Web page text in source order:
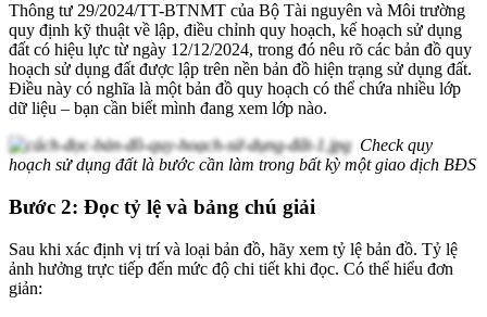
Thông tư 29/2024/TT-BTNMT của Bộ Tài nguyên và Môi trường
quy định kỹ thuật về lập, điều chỉnh quy hoạch, kế hoạch sử dụng
đất có hiệu lực từ ngày 12/12/2024, trong đó nêu rõ các bản đồ quy
hoạch sử dụng đất được lập trên nền bản đồ hiện trạng sử dụng đất.
Điều này có nghĩa là một bản đồ quy hoạch có thể chứa nhiều lớp
dữ liệu – bạn cần biết mình đang xem lớp nào.
Check quy
hoạch sử dụng đất là bước cần làm trong bất kỳ một giao dịch BĐS
Bước 2: Đọc tỷ lệ và bảng chú giải
Sau khi xác định vị trí và loại bản đồ, hãy xem tỷ lệ bản đồ. Tỷ lệ
ảnh hưởng trực tiếp đến mức độ chi tiết khi đọc. Có thể hiểu đơn
giản: